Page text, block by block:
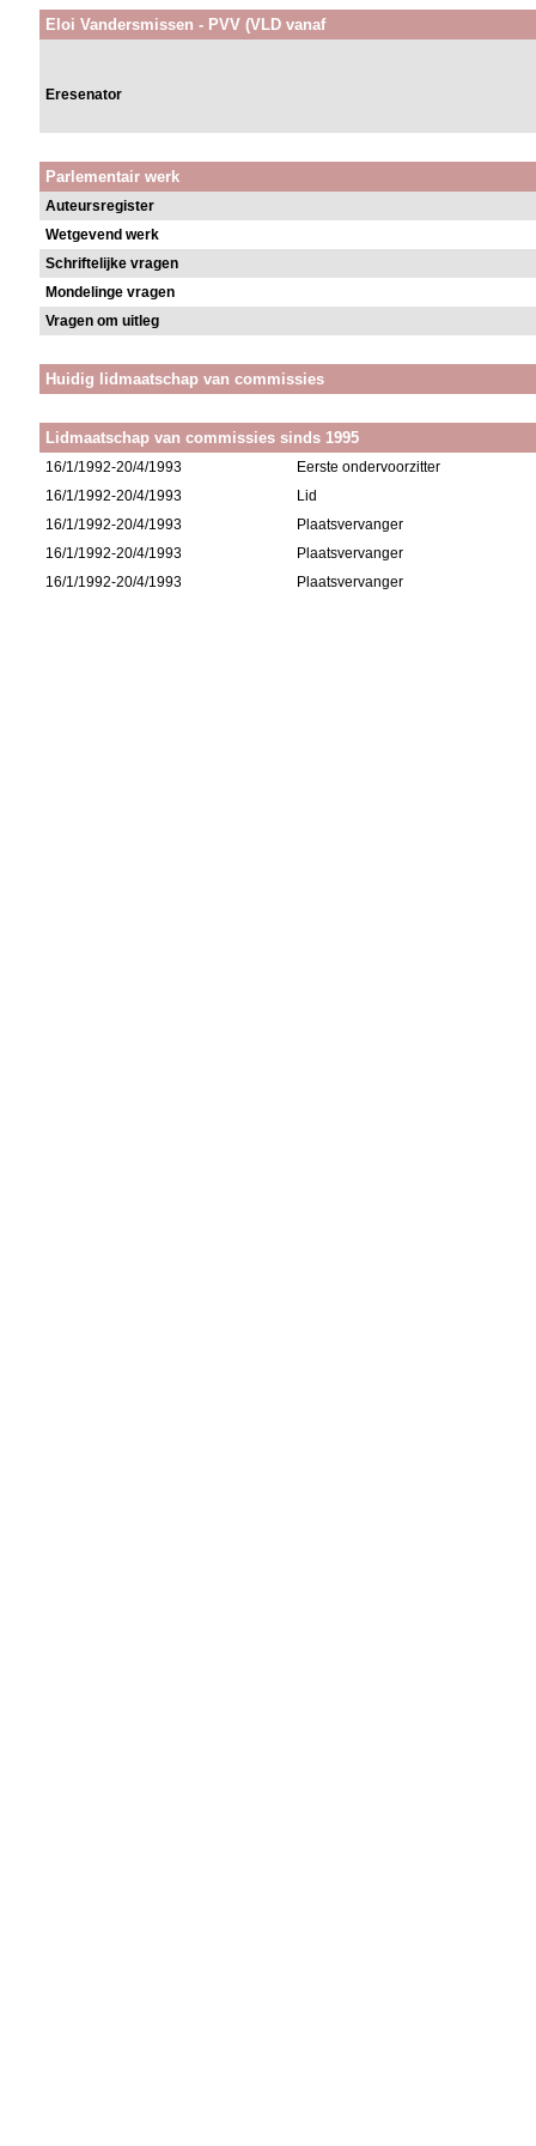
Eloi Vandersmissen - PVV (VLD vanaf
Eresenator
Parlementair werk
Auteursregister
Wetgevend werk
Schriftelijke vragen
Mondelinge vragen
Vragen om uitleg
Huidig lidmaatschap van commissies
Lidmaatschap van commissies sinds 1995
16/1/1992-20/4/1993
Eerste ondervoorzitter
16/1/1992-20/4/1993
Lid
16/1/1992-20/4/1993
Plaatsvervanger
16/1/1992-20/4/1993
Plaatsvervanger
16/1/1992-20/4/1993
Plaatsvervanger